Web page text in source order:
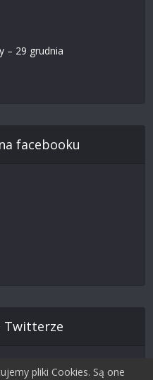
– 29 grudnia
facebooku
Twitterze
pliki Cookies. Są one